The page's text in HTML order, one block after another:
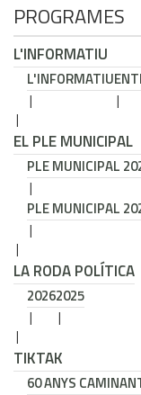
PROGRAMES
L'INFORMATIU
L'INFORMATIU
EL PLE MUNICIPAL
PLE MUNICIPAL
PLE MUNICIPAL
LA RODA POLÍTICA
20262025
TIKTAK
60 ANYS